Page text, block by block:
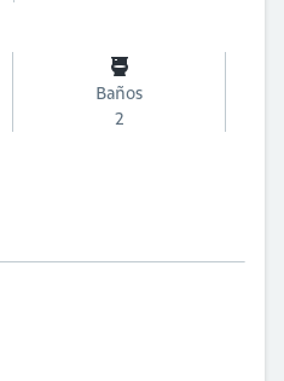
Baños
2